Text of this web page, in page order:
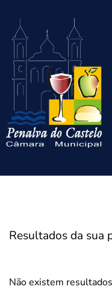
Resultados da sua
Não existem resultados